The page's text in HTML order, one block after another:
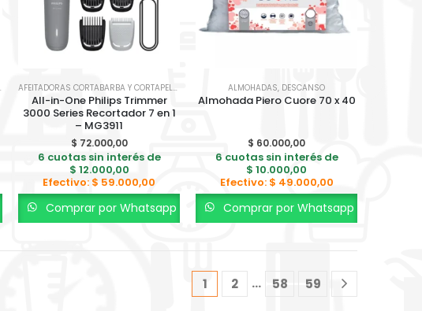
AFEITADORAS CORTABARBA Y CORTAPELO SALUD Y BIENESTAR
All-in-One Philips Trimmer
3000 Series Recortador 7 en 1
– MG3911
$ 72.000,00
6 cuotas sin interés de
$ 12.000,00
Efectivo: $ 59.000,00
Comprar por Whatsapp
ALMOHADAS, DESCANSO
Almohada Piero Cuore 70 x 40
$ 60.000,00
6 cuotas sin interés de
$ 10.000,00
Efectivo: $ 49.000,00
Comprar por Whatsapp
1 2 … 58 59